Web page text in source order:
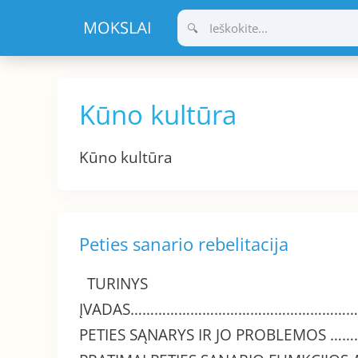
turinio
Kūno kultūra
Kūno kultūra
Peties sanario rebelitacija
TURINYS
PETIES SĄNARYS IR JO